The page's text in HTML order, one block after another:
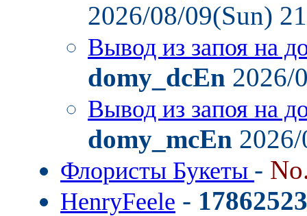
2026/08/09(Sun)
Вывод из запоя на
domy_dcEn 2026/
Вывод из запоя на
domy_mcEn
Флористы Букеты -
HenryFeele -